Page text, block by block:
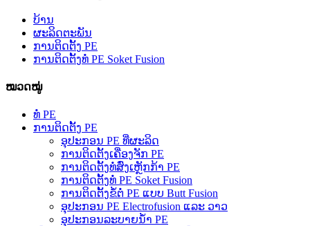
ບ້ານ
ຜະລິດຕະພັນ
ການຕິດຕັ້ງ PE
ການຕິດຕັ້ງທໍ່ PE Soket Fusion
ໝວດໝູ່
ທໍ່ PE
ການຕິດຕັ້ງ PE
ອຸປະກອນ PE ທີ່ຜະລິດ
ການຕິດຕັ້ງເຄື່ອງຈັກ PE
ການຕິດຕັ້ງທໍ່ສົ່ງເຫຼັກກ້າ PE
ການຕິດຕັ້ງທໍ່ PE Soket Fusion
ການຕິດຕັ້ງຂໍ້ຕໍ່ PE ແບບ Butt Fusion
ອຸປະກອນ PE Electrofusion ແລະ ວາວ
ອຸປະກອນລະບາຍນ້ຳ PE